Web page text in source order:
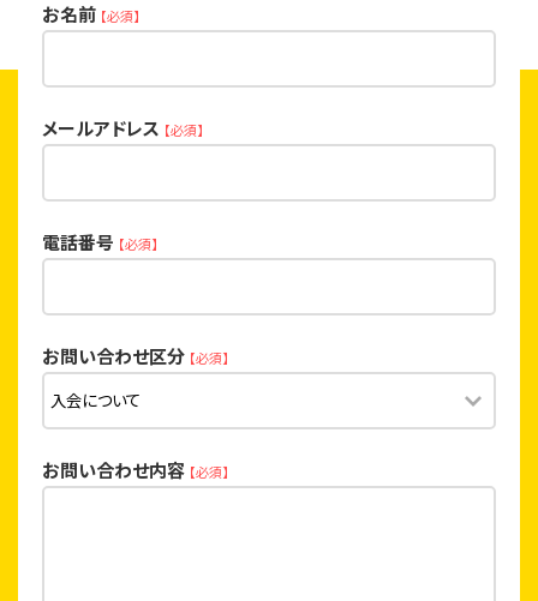
お名前 【必須】
メールアドレス 【必須】
電話番号 【必須】
お問い合わせ区分 【必須】
お問い合わせ内容 【必須】